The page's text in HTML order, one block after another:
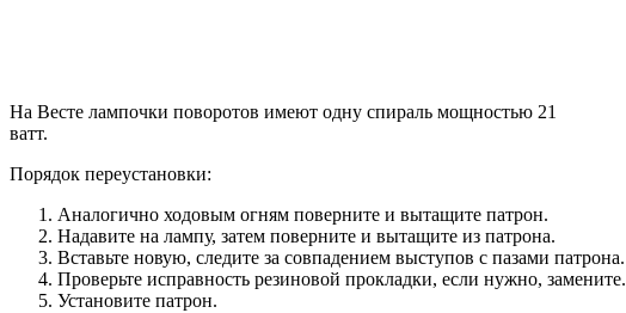
На Весте лампочки поворотов имеют одну спираль мощностью 21
ватт.
Порядок переустановки:
Аналогично ходовым огням поверните и вытащите патрон.
Надавите на лампу, затем поверните и вытащите из патрона.
Вставьте новую, следите за совпадением выступов с пазами патрона.
Проверьте исправность резиновой прокладки, если нужно, замените.
Установите патрон.